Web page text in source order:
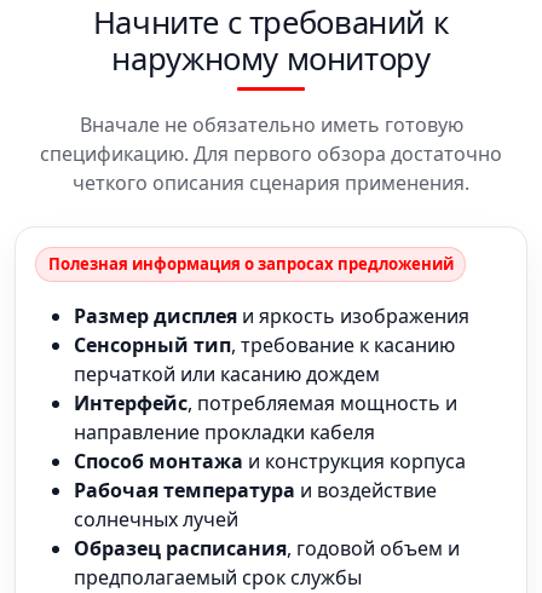
Начните с требований к
наружному монитору
Вначале не обязательно иметь готовую
спецификацию. Для первого обзора достаточно
четкого описания сценария применения.
Полезная информация о запросах предложений
Размер дисплея и яркость изображения
Сенсорный тип, требование к касанию
перчаткой или касанию дождем
Интерфейс, потребляемая мощность и
направление прокладки кабеля
Способ монтажа и конструкция корпуса
Рабочая температура и воздействие
солнечных лучей
Образец расписания, годовой объем и
предполагаемый срок службы